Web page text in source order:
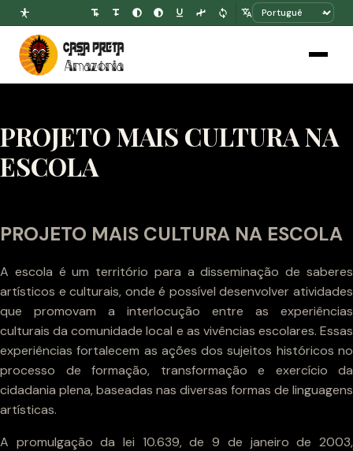
PROJETO MAIS CULTURA NA
ESCOLA
PROJETO MAIS CULTURA NA ESCOLA
A escola é um território para a disseminação de saberes
artísticos e culturais, onde é possível desenvolver atividades
que promovam a interlocução entre as experiências
culturais da comunidade local e as vivências escolares. Essas
experiências fortalecem as ações dos sujeitos históricos no
processo de formação, transformação e exercício da
cidadania plena, baseadas nas diversas formas de linguagens
artísticas.
A promulgação da lei 10.639, de 9 de janeiro de 2003,